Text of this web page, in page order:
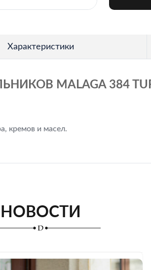
Характеристики
MALAGA 384
кремов и масел.
НОВОСТИ